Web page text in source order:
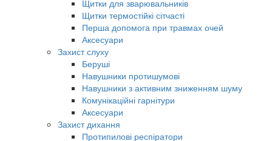
Щитки для зварювальників
Щитки термостійкі сітчасті
Перша допомога при травмах очей
Аксесуари
Захист слуху
Беруші
Навушники протишумові
Навушники з активним зниженням шуму
Комунікаційні гарнітури
Аксесуари
Захист дихання
Протипилові респіратори